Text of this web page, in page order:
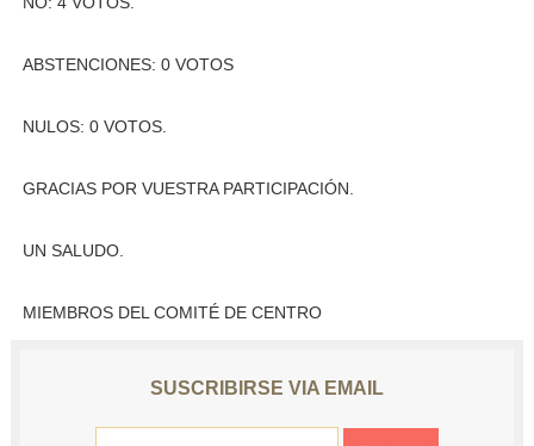
ABSTENCIONES: 0 VOTOS
NULOS: 0 VOTOS.
GRACIAS POR VUESTRA PARTICIPACIÓN.
UN SALUDO.
MIEMBROS DEL COMITÉ DE CENTRO
SUSCRIBIRSE VIA EMAIL